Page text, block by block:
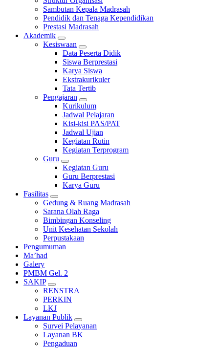
Sambutan Kepala Madrasah
Pendidik dan Tenaga Kependidikan
Prestasi Madrasah
Akademik
Kesiswaan
Data Peserta Didik
Siswa Berprestasi
Karya Siswa
Ekstrakurikuler
Tata Tertib
Pengajaran
Kurikulum
Jadwal Pelajaran
Kisi-kisi PAS/PAT
Jadwal Ujian
Kegiatan Rutin
Kegiatan Terprogram
Guru
Kegiatan Guru
Guru Berprestasi
Karya Guru
Fasilitas
Gedung & Ruang Madrasah
Sarana Olah Raga
Bimbingan Konseling
Unit Kesehatan Sekolah
Perpustakaan
Pengumuman
Ma’had
Galery
PMBM Gel. 2
SAKIP
RENSTRA
PERKIN
LKJ
Layanan Publik
Survei Pelayanan
Layanan BK
Pengaduan